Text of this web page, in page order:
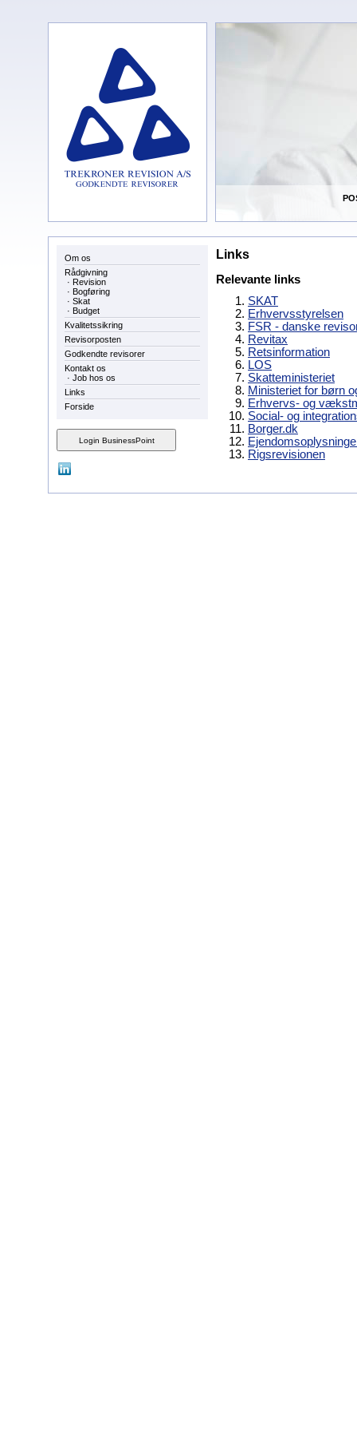
Om os
Rådgivning
· Revision
· Bogføring
· Skat
· Budget
Kvalitetssikring
Revisorposten
Godkendte revisorer
Kontakt os
· Job hos os
Links
Forside
Links
Relevante links
SKAT
Erhvervsstyrelsen
FSR - danske
Revitax
Retsinformation
LOS
Skatteministeriet
Ministeriet for børn
Erhvervs- og
Social- og
Borger.dk
Rigsrevisionen